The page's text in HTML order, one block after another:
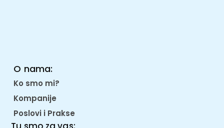
O nama:
Ko smo mi?
Kompanije
Poslovi i Prakse